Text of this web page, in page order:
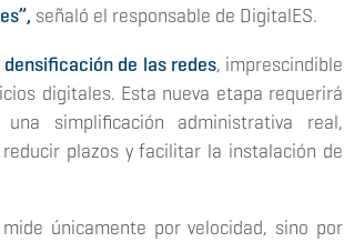
señaló el responsable de DigitalES.
densificación de las redes, imprescindible
digitales. Esta nueva etapa requerirá
simplificación administrativa real,
plazos y facilitar la instalación de
únicamente por velocidad, sino por